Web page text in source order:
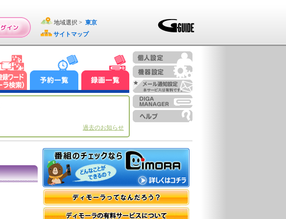
地域選択 > 東京
サイトマップ
過去のお知らせ